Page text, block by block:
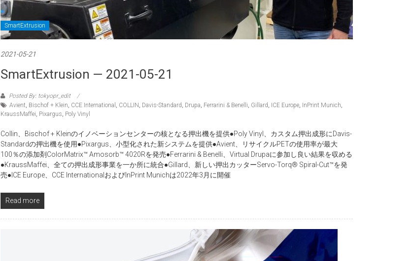
SmartExtrusion
2021-05-21
SmartExtrusion — 2021-05-21
Posted By: tokyopr_edit
Avient, Bischof + Klein, CCE International , COLLIN , Davis-Standard, Drupa, Ferrarini & Benelli, Gillard, ICE Europe, InPrint Munich,
KraussMaffei, Pixargus, Poly Vinyl
Collin、Bischof + Kleinのイノベーションセンターの核となる押出機を提供●Poly Vinyl、カスタム押出成形にDavis-
Standardの押出機を使用●Pixargus、小型化された新システムを提供●Avient、リサイクルPETの使用率が最大
100％の添加剤ColorMatrix™ Amosorb™ 4020Rを発売●Ferrarini & Benelli、Virtual Drupaに参加し良い結果を収める
●KraussMaffei、全ての押出成形事業を一か所に統合●Gillard、新しい押出カッターServo-Torq® Spiral-Cut™を発
売●ICE Europe、CCE InternationalおよびInPrint Munichは2022年3月に開催
Read more